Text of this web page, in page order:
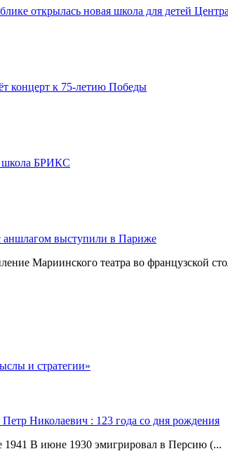
открылась новая школа для детей
концерт к 75-летию Победы
школа БРИКС
аншлагом выступили в Париже
Мариинского театра во французской
и стратегии»
Николаевич : 123 года со дня рождения
1941 В июне 1930 эмигрировал в Персию (...